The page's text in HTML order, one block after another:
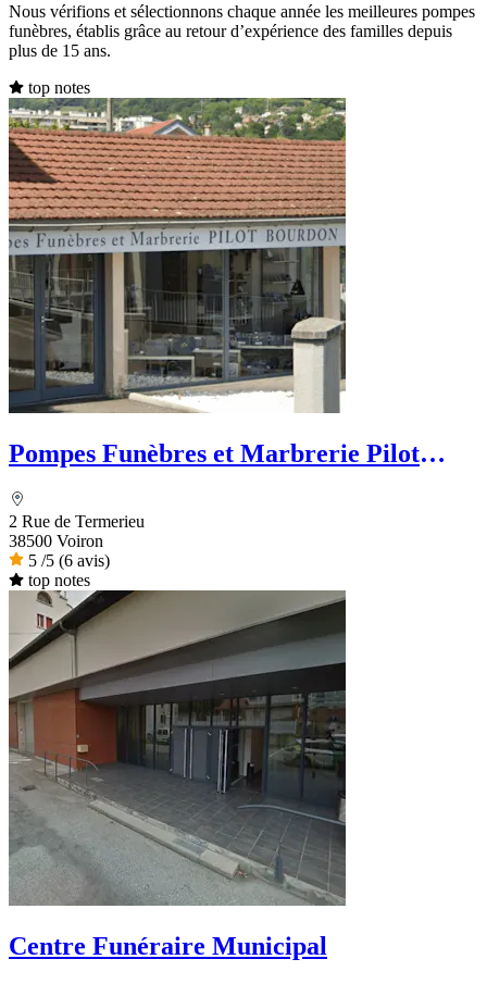
Nous vérifions et sélectionnons chaque année les meilleures pompes
funèbres, établis grâce au retour d’expérience des familles depuis
plus de 15 ans.
top notes
Pompes Funèbres et Marbrerie Pilot
2 Rue de Termerieu
38500 Voiron
5 /5 (6 avis)
top notes
Centre Funéraire Municipal